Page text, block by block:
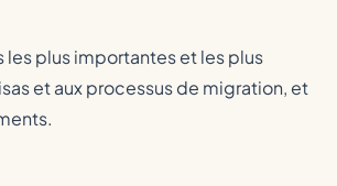
les plus importantes et les plus
et aux processus de migration, et